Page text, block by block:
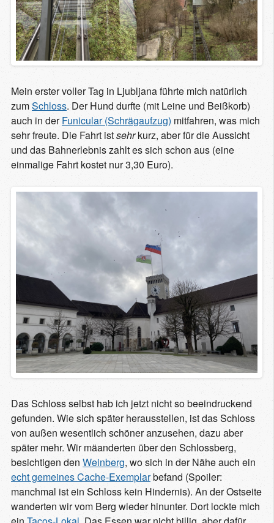
Mein erster voller Tag in Ljubljana führte mich natürlich
zumSchloss. Der Hund durfte (mit Leine und Beißkorb)
auch in derFunicular (Schrägaufzug) mitfahren, was mich
sehr freute. Die Fahrt istsehrkurz, aber für die Aussicht
und das Bahnerlebnis zahlt es sich schon aus (eine
einmalige Fahrt kostet nur 3,30 Euro).
Das Schloss selbst hab ich jetzt nicht so beeindruckend
gefunden. Wie sich später herausstellen, ist das Schloss
von außen wesentlich schöner anzusehen, dazu aber
später mehr. Wir mäanderten über den Schlossberg,
besichtigen den Weinberg, wo sich in der Nähe auch ein
echt gemeines Cache-Exemplarbefand (Spoiler:
manchmal ist ein Schloss kein Hindernis). An der Ostseite
wanderten wir vom Berg wieder hinunter. Dort lockte mich